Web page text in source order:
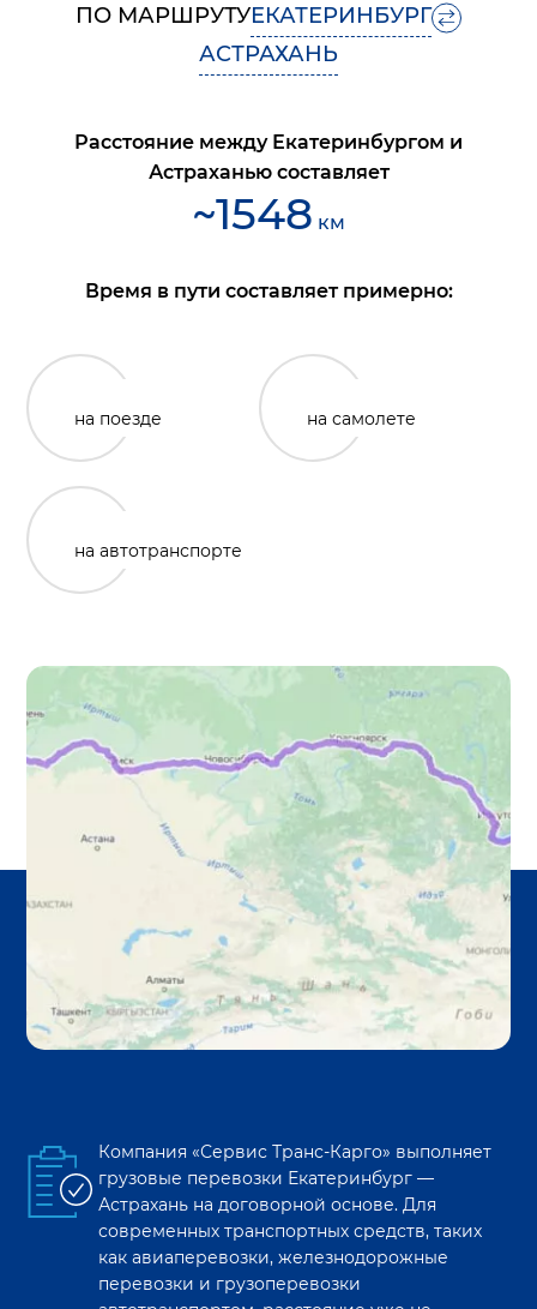
ПО МАРШРУТУЕКАТЕРИНБУРГ
АСТРАХАНЬ
Расстояние между Екатеринбургом и
Астраханью составляет
~1548 км
Время в пути составляет примерно:
на поезде на самолете
на автотранспорте
Компания «Сервис Транс-Карго» выполняет
грузовые перевозки Екатеринбург —
Астрахань на договорной основе. Для
современных транспортных средств, таких
как авиаперевозки, железнодорожные
перевозки и грузоперевозки